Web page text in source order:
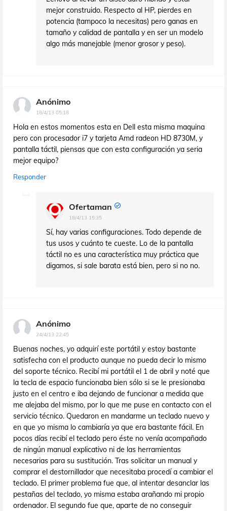
mejor construido. Respecto al HP, pierdes en
potencia (tampoco la necesitas) pero ganas en
tamaño y calidad de pantalla y en ser un modelo
algo más manejable (menor grosor y peso).
Anónimo
18/4/13 05:18
Hola en estos momentos esta en Dell esta misma maquina
pero con procesador i7 y tarjeta Amd radeon HD 8730M, y
pantalla táctil, piensas que con esta configuración ya seria
mejor equipo?
Responder
Ofertaman
18/4/13 15:35
Sí, hay varias configuraciones. Todo depende de
tus usos y cuánto te cueste. Lo de la pantalla
táctil no es una característica muy práctica que
digamos, si sale barata está bien, pero si no no.
Anónimo
24/4/13 22:45
Buenas noches, yo adquirí este portátil y estoy bastante
satisfecha con el producto aunque no pueda decir lo mismo
del soporte técnico. Recibí mi portátil el 1 de abril y noté que
la tecla de espacio funcionaba bien sólo si se le presionaba
justo en el centro e iba dejando de funcionar a medida que
me alejaba del mismo, por lo que me puse en contacto con el
servicio técnico. Quedaron en mandarme un teclado nuevo y
en que yo misma lo cambiaría ya que era bastante fácil. En
pocos días recibí el teclado pero éste no venía acompañado
de ningún manual explicativo ni de las herramientas
necesarias para su sustitución. Tras solicitar un manual y
comprar el destornillador que necesitaba procedí a cambiar el
teclado. El primer problema fue que, al intentar desanclar las
pestañas del teclado, yo misma estaba arañando mi propio
ordenador. El segundo fue que, aparte de no conseguir